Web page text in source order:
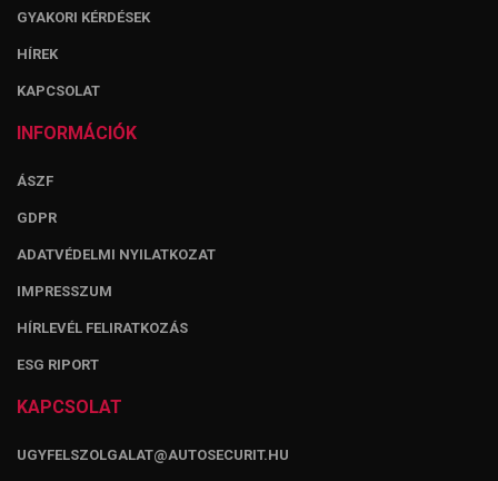
GYAKORI KÉRDÉSEK
HÍREK
KAPCSOLAT
INFORMÁCIÓK
ÁSZF
GDPR
ADATVÉDELMI NYILATKOZAT
IMPRESSZUM
HÍRLEVÉL FELIRATKOZÁS
ESG RIPORT
KAPCSOLAT
UGYFELSZOLGALAT@AUTOSECURIT.HU